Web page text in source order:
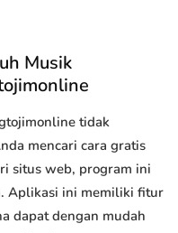
Musik
tidak
mencari cara gratis
situs web, program ini
Aplikasi ini memiliki fitur
dapat dengan mudah